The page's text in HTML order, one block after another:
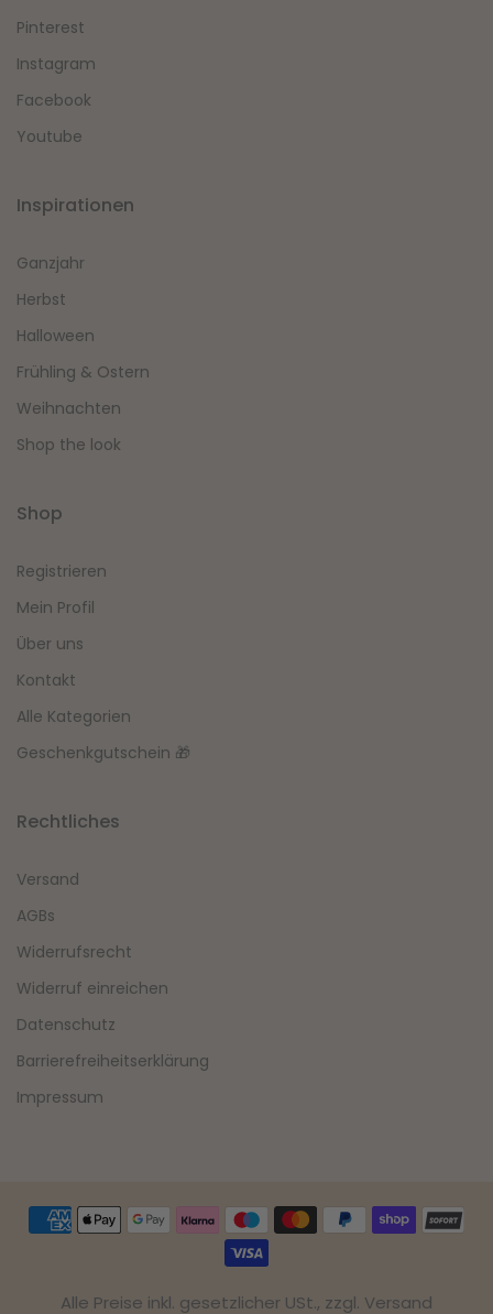
Pinterest
Instagram
Facebook
Youtube
Inspirationen
Ganzjahr
Herbst
Halloween
Frühling & Ostern
Weihnachten
Shop the look
Shop
Registrieren
Mein Profil
Über uns
Kontakt
Alle Kategorien
Geschenkgutschein 🎁
Rechtliches
Versand
AGBs
Widerrufsrecht
Widerruf einreichen
Datenschutz
Barrierefreiheitserklärung
Impressum
Alle Preise inkl. gesetzlicher USt., zzgl. Versand